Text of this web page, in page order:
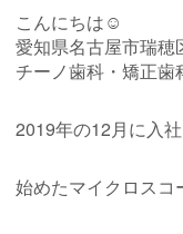
こんにちは☺︎
愛知県名古屋市瑞
チーノ歯科・矯正歯
2019年の12月に入
始めたマイクロス